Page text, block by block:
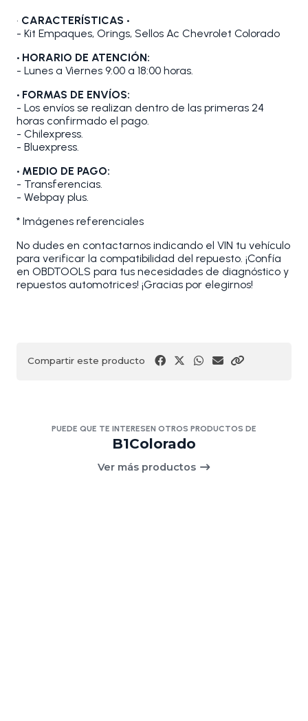
• CARACTERÍSTICAS •
- Kit Empaques, Orings, Sellos Ac Chevrolet Colorado
• HORARIO DE ATENCIÓN:
- Lunes a Viernes 9:00 a 18:00 horas.
• FORMAS DE ENVÍOS:
- Los envíos se realizan dentro de las primeras 24
horas confirmado el pago.
- Chilexpress.
- Bluexpress.
• MEDIO DE PAGO:
- Transferencias.
- Webpay plus.
* Imágenes referenciales
No dudes en contactarnos indicando el VIN tu vehículo
para verificar la compatibilidad del repuesto. ¡Confía
en OBDTOOLS para tus necesidades de diagnóstico y
repuestos automotrices! ¡Gracias por elegirnos!
Compartir este producto
PUEDE QUE TE INTERESEN OTROS PRODUCTOS DE
B1Colorado
Ver más productos